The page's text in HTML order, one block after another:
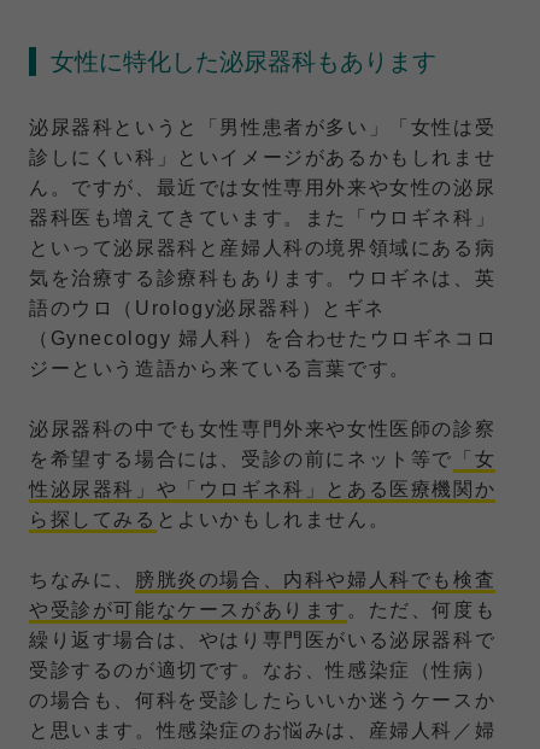
女性に特化した泌尿器科もあります
泌尿器科というと「男性患者が多い」「女性は受
診しにくい科」といイメージがあるかもしれませ
ん。ですが、最近では女性専用外来や女性の泌尿
器科医も増えてきています。また「ウロギネ科」
といって泌尿器科と産婦人科の境界領域にある病
気を治療する診療科もあります。ウロギネは、英
語のウロ（Urology泌尿器科）とギネ
（Gynecology 婦人科）を合わせたウロギネコロ
ジーという造語から来ている言葉です。
泌尿器科の中でも女性専門外来や女性医師の診察
を希望する場合には、受診の前にネット等で
「女
性泌尿器科」や「ウロギネ科」とある医療機関か
ら探してみる とよいかもしれません。
ちなみに、
膀胱炎の場合、内科や婦人科でも検査
や受診が可能なケースがあります 。ただ、何度も
繰り返す場合は、やはり専門医がいる泌尿器科で
受診するのが適切です。なお、性感染症（性病）
の場合も、何科を受診したらいいか迷うケースか
と思います。性感染症のお悩みは、産婦人科／婦